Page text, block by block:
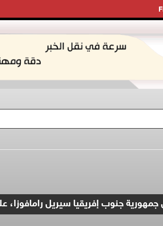
جنوب إفريقيا سيريل